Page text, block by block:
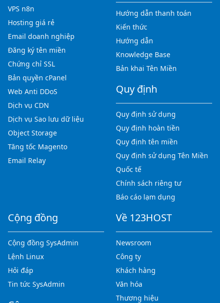
VPS n8n
Hosting giá rẻ
Email doanh nghiệp
Đăng ký tên miền
Chứng chỉ SSL
Bản quyền cPanel
Web Anti DDoS
Dịch vụ CDN
Dịch vụ Sao lưu dữ liệu
Object Storage
Tăng tốc Magento
Email Relay
Hướng dẫn thanh toán
Kiến thức
Hướng dẫn
Knowledge Base
Bản khai Tên Miền
Quy định
Quy định sử dụng
Quy định hoàn tiền
Quy định tên miền
Quy định sử dụng Tên Miền
Quốc tế
Chính sách riêng tư
Báo cáo lạm dụng
Cộng đồng
Cộng đồng SysAdmin
Lệnh Linux
Hỏi đáp
Tin tức SysAdmin
Về 123HOST
Newsroom
Công ty
Khách hàng
Văn hóa
Thương hiệu